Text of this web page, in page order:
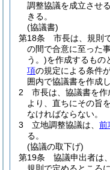
調整協議を成立させ
きる。
(協議書)
第18条
市長は、規則
の間で合意に至った
う。)を作成するもの
項の規定による条件
囲内で協議書を作成
2
市長は、協議書を
より、直ちにその旨
なければならない。
3
立地調整協議は、 前
る。
(協議の取下げ)
第19条
協議申出者は